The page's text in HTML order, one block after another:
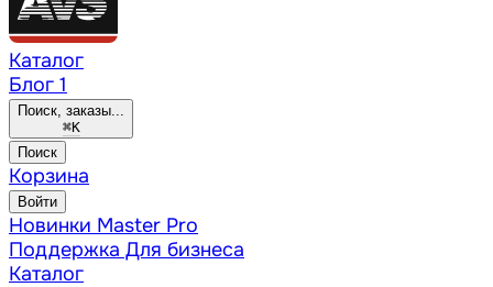
Каталог
Блог 1
Поиск, заказы...
⌘K
Поиск
Корзина
Войти
Новинки Master Pro
Поддержка Для бизнеса
Каталог